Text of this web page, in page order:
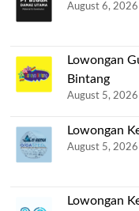
August 6, 2026
Lowongan
Bintang
August 5, 2026
Lowongan
August 5, 2026
Lowongan